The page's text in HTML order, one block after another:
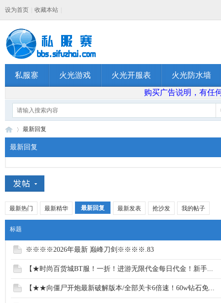
设为首页 收藏本站
私服寨 火光游戏 火光开服表 火光防水墙
购买广告说明，有任
最新回复
最新回复
最新热门 最新精华 最新回复 最新发表 抢沙发 我的帖子
标题
※※※※2026年最新 巅峰刀剑※※※※.83
【★时尚百货城BT服！一折！进游无限代金每日代金！新手...
【★★向僵尸开炮最新破解版本/全部关卡6倍速！60w钻石免...